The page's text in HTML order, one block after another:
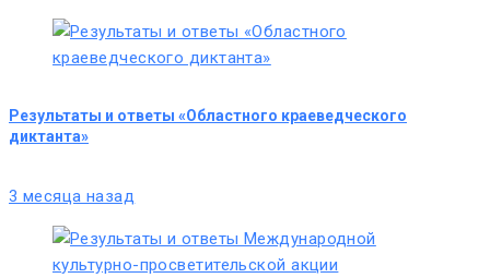
Результаты и ответы «Областного краеведческого
диктанта»
3 месяца назад